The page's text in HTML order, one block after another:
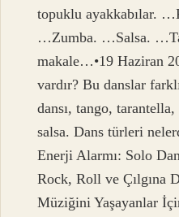
topuklu ayakkabılar.
…Zumba. …Salsa.
makale…•19 Haziran
vardır? Bu danslar
dansı, tango,
salsa. Dans türleri
Enerji Alarmı: Solo
Rock, Roll ve Çılgına
Müziğini Yaşayanlar